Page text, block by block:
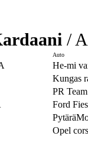
/
Auto
He-mi
Kungas
PR
Ford
Opel